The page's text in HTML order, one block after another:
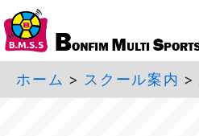
内
容
ス
ホーム スクール案内